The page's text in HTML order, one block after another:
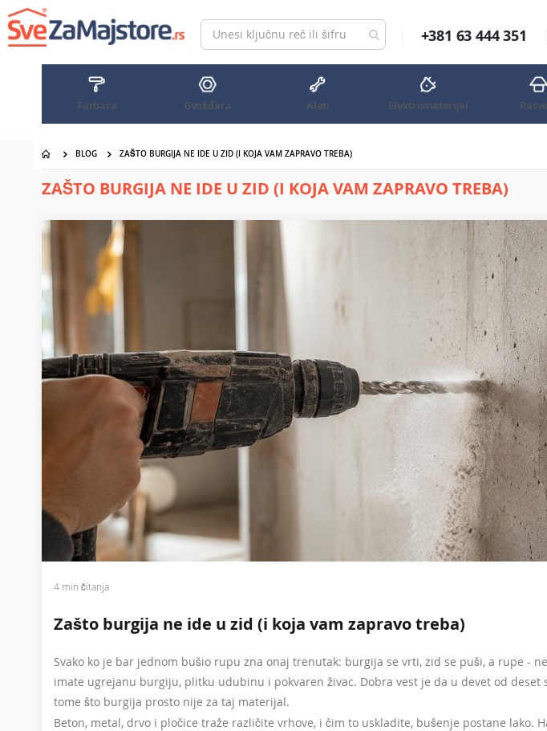
na
sadržaj
+381 63 444 351
Farbara Gvožđara Alati Elektromaterijal
BLOG ZAŠTO BURGIJA NE IDE U ZID (I KOJA VAM ZAPRAVO TREBA)
ZAŠTO BURGIJA NE IDE U ZID (I KOJA VAM ZAPRAVO TREBA)
4 min čitanja
Zašto burgija ne ide u zid (i koja vam zapravo treba)
Svako ko je bar jednom bušio rupu zna onaj trenutak: burgija se vrti, zid se puši, a rupe -
imate ugrejanu burgiju, plitku udubinu i pokvaren živac. Dobra vest je da u devet od
tome što burgija prosto nije za taj materijal.
Beton, metal, drvo i pločice traže različite vrhove, i čim to uskladite, bušenje postane lako.